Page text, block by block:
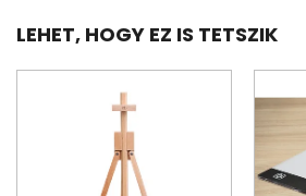
LEHET, HOGY EZ IS TETSZIK